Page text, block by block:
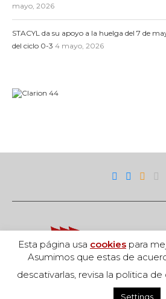
mayo, 2026
STACYL da su apoyo a la huelga del 7 de
del ciclo 0-3 4 mayo, 2026
Esta página usa cookies para
Asumimos que estas de
descativarlas, revisa la politica de
Settings